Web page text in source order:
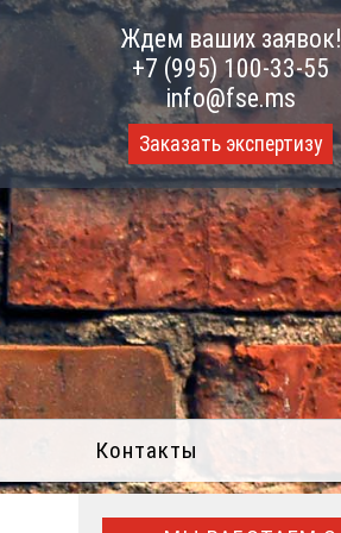
Ждем ваших заявок!
+7 (995) 100-33-55
info@fse.ms
Заказать экспертизу
Контакты